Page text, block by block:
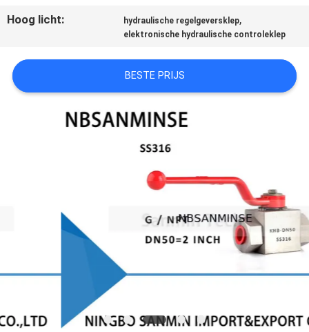
SITEMAP
PRIVACYBELEID
Hoog licht: hydraulische regelgeversklep,
elektronische hydraulische controleklep
BESTE PRIJS